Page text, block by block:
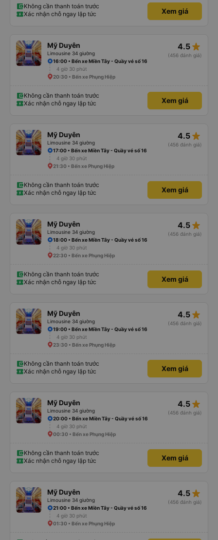
Không cần thanh toán trước
Xác nhận chỗ ngay lập tức
Xem giá
Mỹ Duyên
Limousine 34 giường
4.5 star_rate
(456 đánh giá)
16:00 • Bến xe Miền Tây - Quầy vé số 16
4 giờ 30 phút
20:30 • Bến xe Phụng Hiệp
Không cần thanh toán trước
Xác nhận chỗ ngay lập tức
Xem giá
Mỹ Duyên
Limousine 34 giường
4.5 star_rate
(456 đánh giá)
17:00 • Bến xe Miền Tây - Quầy vé số 16
4 giờ 30 phút
21:30 • Bến xe Phụng Hiệp
Không cần thanh toán trước
Xác nhận chỗ ngay lập tức
Xem giá
Mỹ Duyên
Limousine 34 giường
4.5 star_rate
(456 đánh giá)
18:00 • Bến xe Miền Tây - Quầy vé số 16
4 giờ 30 phút
22:30 • Bến xe Phụng Hiệp
Không cần thanh toán trước
Xác nhận chỗ ngay lập tức
Xem giá
Mỹ Duyên
Limousine 34 giường
4.5 star_rate
(456 đánh giá)
19:00 • Bến xe Miền Tây - Quầy vé số 16
4 giờ 30 phút
23:30 • Bến xe Phụng Hiệp
Không cần thanh toán trước
Xác nhận chỗ ngay lập tức
Xem giá
Mỹ Duyên
Limousine 34 giường
4.5 star_rate
(456 đánh giá)
20:00 • Bến xe Miền Tây - Quầy vé số 16
4 giờ 30 phút
00:30 • Bến xe Phụng Hiệp
Không cần thanh toán trước
Xác nhận chỗ ngay lập tức
Xem giá
Mỹ Duyên
Limousine 34 giường
4.5 star_rate
(456 đánh giá)
21:00 • Bến xe Miền Tây - Quầy vé số 16
4 giờ 30 phút
01:30 • Bến xe Phụng Hiệp